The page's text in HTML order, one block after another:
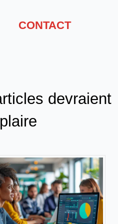
CONTACT
devraient